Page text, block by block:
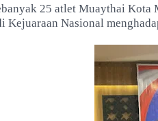
25 atlet Muaythai Kota
Kejuaraan Nasional